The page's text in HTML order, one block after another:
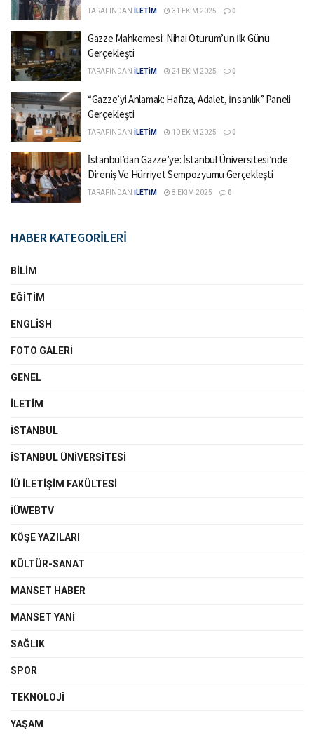
TARAFINDAN İLETİM 31 EKIM 2025 0
Gazze Mahkemesi: Nihai Oturum’un İlk Günü
Gerçekleşti
TARAFINDAN İLETİM 24 EKIM 2025 0
“Gazze’yi Anlamak: Hafıza, Adalet, İnsanlık” Paneli
Gerçekleşti
TARAFINDAN İLETİM 10 EKIM 2025 0
İstanbul’dan Gazze’ye: İstanbul Üniversitesi’nde
Direniş Ve Hürriyet Sempozyumu Gerçekleşti
TARAFINDAN İLETİM 8 EKIM 2025 0
HABER KATEGORİLERİ
BILIM
EĞITIM
ENGLISH
FOTO GALERI
GENEL
İLETIM
İSTANBUL
İSTANBUL ÜNIVERSITESI
İÜ İLETIŞIM FAKÜLTESI
İÜWEBTV
KÖŞE YAZILARI
KÜLTÜR-SANAT
MANSET HABER
MANSET YANI
SAĞLIK
SPOR
TEKNOLOJI
YAŞAM